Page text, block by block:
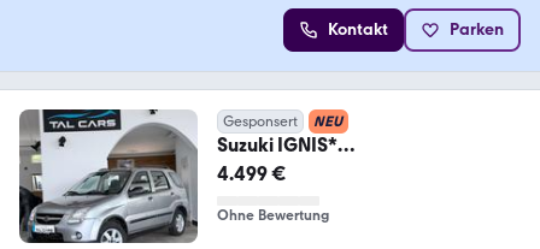
Kontakt Parken
Gesponsert NEU
Suzuki IGNIS*
COMFORT*AUTOMATIK*AHK*KLI
4.499 €
Ohne Bewertung